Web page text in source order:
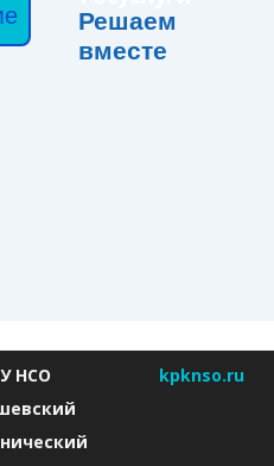
Решаем
вместе
НСО
kpknso.ru